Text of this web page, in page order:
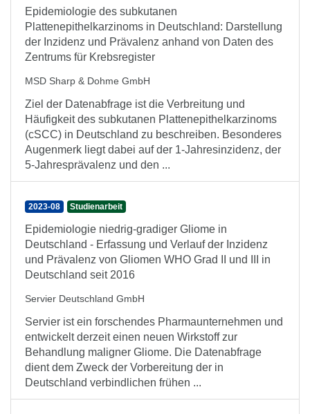
Epidemiologie des subkutanen
Plattenepithelkarzinoms in Deutschland: Darstellung
der Inzidenz und Prävalenz anhand von Daten des
Zentrums für Krebsregister
MSD Sharp & Dohme GmbH
Ziel der Datenabfrage ist die Verbreitung und
Häufigkeit des subkutanen Plattenepithelkarzinoms
(cSCC) in Deutschland zu beschreiben. Besonderes
Augenmerk liegt dabei auf der 1-Jahresinzidenz, der
5-Jahresprävalenz und den ...
2023-08 Studienarbeit
Epidemiologie niedrig-gradiger Gliome in
Deutschland - Erfassung und Verlauf der Inzidenz
und Prävalenz von Gliomen WHO Grad II und III in
Deutschland seit 2016
Servier Deutschland GmbH
Servier ist ein forschendes Pharmaunternehmen und
entwickelt derzeit einen neuen Wirkstoff zur
Behandlung maligner Gliome. Die Datenabfrage
dient dem Zweck der Vorbereitung der in
Deutschland verbindlichen frühen ...